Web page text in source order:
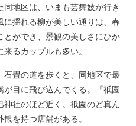
地区は、いまも芸舞妓が行き
揺れる柳が美しい通りは、春
ができ、景観の美しさにひか
るカップルも多い。
畳の道を歩くと、同地区で最
目に飛び込んでくる。『祇園
社のほど近く。祇園のど真ん
を持つ店舗がある。